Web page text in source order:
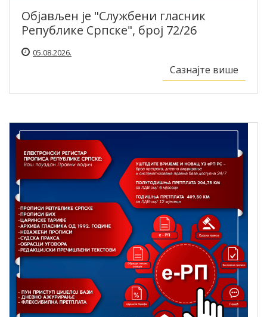
Објављен је "Службени гласник
Републике Српске", број 72/26
05.08.2026.
Сазнајте више